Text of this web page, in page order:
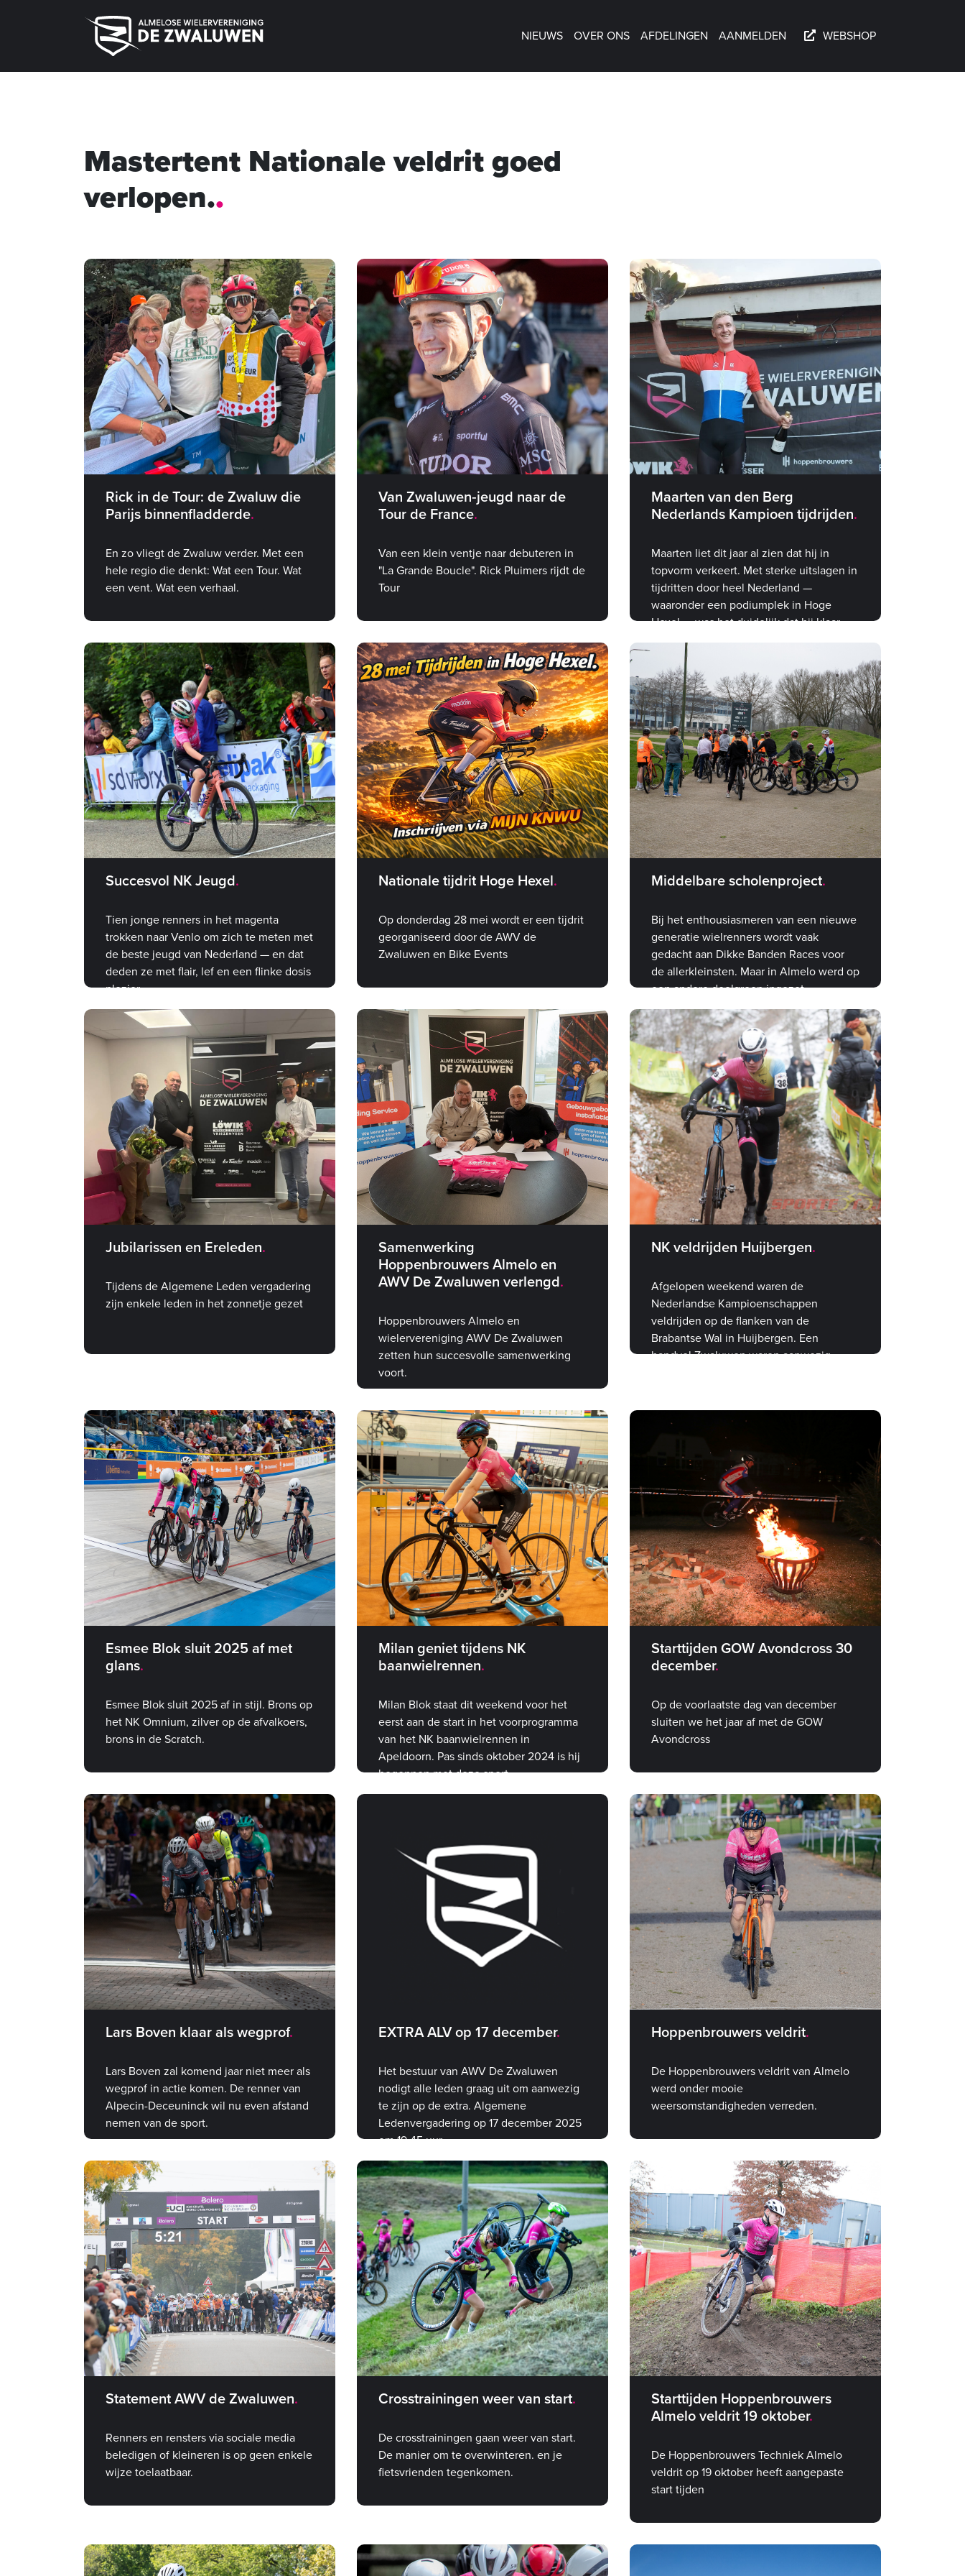
NIEUWS OVER ONS AFDELINGEN AANMELDEN WEBSHOP
Mastertent Nationale veldrit goed
verlopen.
Rick in de Tour: de Zwaluw die
Parijs binnenfladderde
En zo vliegt de Zwaluw verder. Met een
hele regio die denkt: Wat een Tour. Wat
een vent. Wat een verhaal.
Van Zwaluwen‑jeugd naar de
Tour de France
Van een klein ventje naar debuteren in
"La Grande Boucle". Rick Pluimers rijdt de
Tour
Maarten van den Berg
Nederlands Kampioen tijdrijden
Maarten liet dit jaar al zien dat hij in
topvorm verkeert. Met sterke uitslagen in
tijdritten door heel Nederland —
waaronder een podiumplek in Hoge
Hexel — was het duidelijk dat hij klaar
was voor iets groots. Het NK was de
ultieme bevestiging.
Succesvol NK Jeugd
Tien jonge renners in het magenta
trokken naar Venlo om zich te meten met
de beste jeugd van Nederland — en dat
deden ze met flair, lef en een flinke dosis
plezier.
Nationale tijdrit Hoge Hexel
Op donderdag 28 mei wordt er een tijdrit
georganiseerd door de AWV de
Zwaluwen en Bike Events
Middelbare scholenproject
Bij het enthousiasmeren van een nieuwe
generatie wielrenners wordt vaak
gedacht aan Dikke Banden Races voor
de allerkleinsten. Maar in Almelo werd op
een andere doelgroep ingezet
Jubilarissen en Ereleden
Tijdens de Algemene Leden vergadering
zijn enkele leden in het zonnetje gezet
Samenwerking
Hoppenbrouwers Almelo en
AWV De Zwaluwen verlengd
Hoppenbrouwers Almelo en
wielervereniging AWV De Zwaluwen
zetten hun succesvolle samenwerking
voort.
NK veldrijden Huijbergen
Afgelopen weekend waren de
Nederlandse Kampioenschappen
veldrijden op de flanken van de
Brabantse Wal in Huijbergen. Een
handvol Zwaluwen waren aanwezig
Esmee Blok sluit 2025 af met
glans
Esmee Blok sluit 2025 af in stijl. Brons op
het NK Omnium, zilver op de afvalkoers,
brons in de Scratch.
Milan geniet tijdens NK
baanwielrennen
Milan Blok staat dit weekend voor het
eerst aan de start in het voorprogramma
van het NK baanwielrennen in
Apeldoorn. Pas sinds oktober 2024 is hij
begonnen met deze sport
Starttijden GOW Avondcross 30
december
Op de voorlaatste dag van december
sluiten we het jaar af met de GOW
Avondcross
Lars Boven klaar als wegprof
Lars Boven zal komend jaar niet meer als
wegprof in actie komen. De renner van
Alpecin-Deceuninck wil nu even afstand
nemen van de sport.
EXTRA ALV op 17 december
Het bestuur van AWV De Zwaluwen
nodigt alle leden graag uit om aanwezig
te zijn op de extra. Algemene
Ledenvergadering op 17 december 2025
om 19.45 uur.
Hoppenbrouwers veldrit
De Hoppenbrouwers veldrit van Almelo
werd onder mooie
weersomstandigheden verreden.
Statement AWV de Zwaluwen
Renners en rensters via sociale media
beledigen of kleineren is op geen enkele
wijze toelaatbaar.
Crosstrainingen weer van start
De crosstrainingen gaan weer van start.
De manier om te overwinteren. en je
fietsvrienden tegenkomen.
Starttijden Hoppenbrouwers
Almelo veldrit 19 oktober
De Hoppenbrouwers Techniek Almelo
veldrit op 19 oktober heeft aangepaste
start tijden